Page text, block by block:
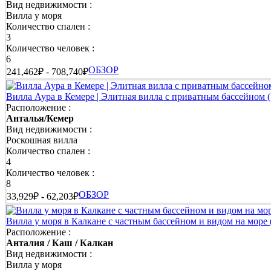
Вид недвижимости :
Вилла у моря
Количество спален :
3
Количество человек :
6
241,462₽ - 708,740₽ОБЗОР
Вилла Аура в Кемере | Элитная вилла с приватным бассейном
Расположение :
Анталья/Кемер
Вид недвижимости :
Роскошная вилла
Количество спален :
4
Количество человек :
8
33,929₽ - 62,203₽ОБЗОР
Вилла у моря в Калкане с частным бассейном и видом на море
Расположение :
Анталия / Каш / Калкан
Вид недвижимости :
Вилла у моря